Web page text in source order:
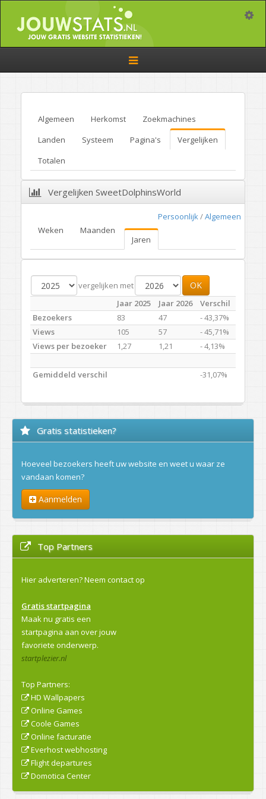
Toggle
navigation
Algemeen Herkomst
Zoekmachines
Landen
Systeem Pagina's
Vergelijken
Totalen
Vergelijken SweetDolphinsWorld
Persoonlijk /Algemeen
Weken
Maanden
Jaren
vergelijken met OK
Jaar 2025 Jaar 2026
Verschil
Bezoekers
83 47
- 43,37%
Views
105 57
- 45,71%
Views per bezoeker
1,27 1,21 - 4,13%
Gemiddeld verschil -31,07%
Gratis statistieken?
Hoeveel bezoekers heeft uw website en weet u waar ze
vandaan komen?
Aanmelden
Top Partners
Hier adverteren?Neem contact op
Gratis startpagina
Maak nu gratis een
startpagina aan over jouw
favoriete onderwerp.
startplezier.nl
Top Partners:
HD Wallpapers
Online Games
Coole Games
Online facturatie
Everhost webhosting
Flight departures
Domotica Center